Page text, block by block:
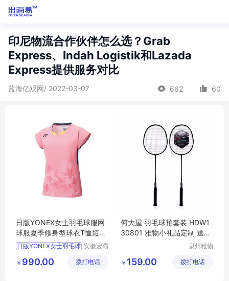
印尼物流合作伙伴怎么选？Grab
Express、Indah Logistik和Lazada
Express提供服务对比
蓝海亿观网/ 2022-03-07 662 60
日版YONEX女士羽毛球服网
球服夏季修身型球衣T恤短袖
20564
日版YONEX女士羽毛球 安徽宏霸
有限公司
￥ 990.00 拨打电话
何大屋 羽毛球拍套装 HDW1
30801 雅物小礼品定制 送客
户礼品 MY-ACJJ-（T）-145
泉州雅物
公司
￥ 159.00 拨打电话